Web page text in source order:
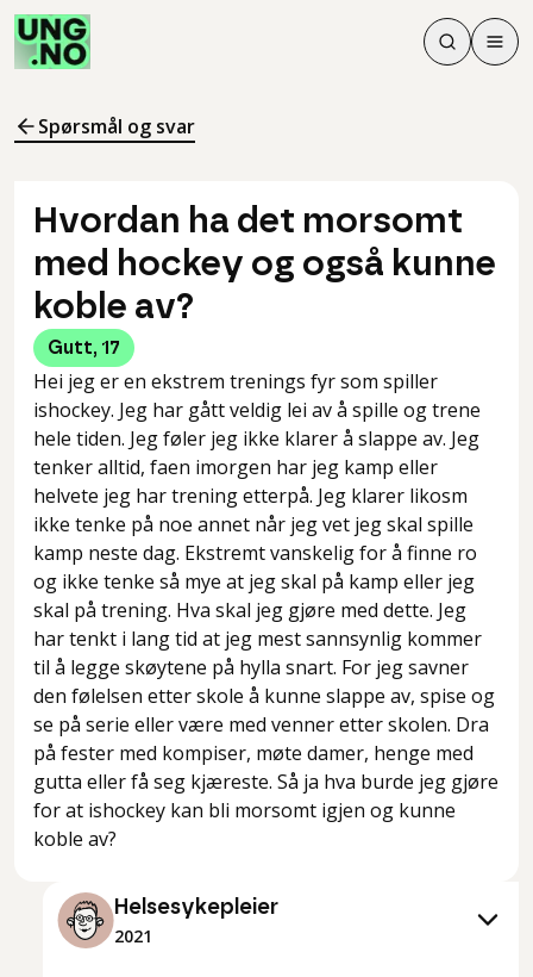
Søk
Søk
Meny
Spørsmål og svar
Hvordan ha det morsomt
med hockey og også kunne
koble av?
Gutt, 17
Hei jeg er en ekstrem trenings fyr som spiller
ishockey. Jeg har gått veldig lei av å spille og trene
hele tiden. Jeg føler jeg ikke klarer å slappe av. Jeg
tenker alltid, faen imorgen har jeg kamp eller
helvete jeg har trening etterpå. Jeg klarer likosm
ikke tenke på noe annet når jeg vet jeg skal spille
kamp neste dag. Ekstremt vanskelig for å finne ro
og ikke tenke så mye at jeg skal på kamp eller jeg
skal på trening. Hva skal jeg gjøre med dette. Jeg
har tenkt i lang tid at jeg mest sannsynlig kommer
til å legge skøytene på hylla snart. For jeg savner
den følelsen etter skole å kunne slappe av, spise og
se på serie eller være med venner etter skolen. Dra
på fester med kompiser, møte damer, henge med
gutta eller få seg kjæreste. Så ja hva burde jeg gjøre
for at ishockey kan bli morsomt igjen og kunne
koble av?
Helsesykepleier
2021